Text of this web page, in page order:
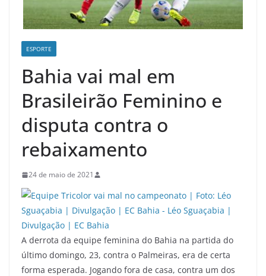
ESPORTE
Bahia vai mal em
Brasileirão Feminino e
disputa contra o
rebaixamento
24 de maio de 2021
A derrota da equipe feminina do Bahia na partida do
último domingo, 23, contra o Palmeiras, era de certa
forma esperada. Jogando fora de casa, contra um dos